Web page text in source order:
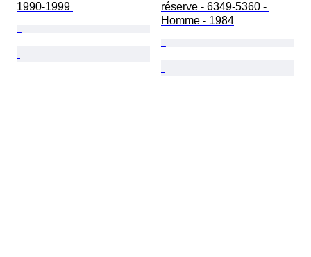
1990-1999
réserve - 6349-5360 -
Homme - 1984